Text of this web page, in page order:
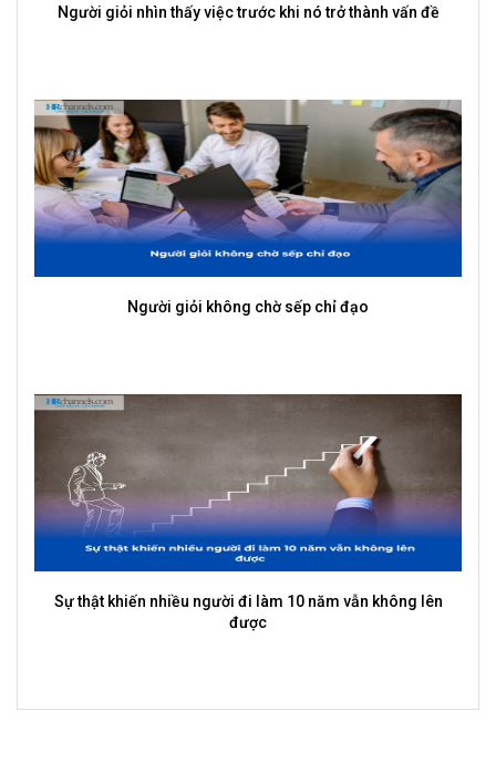
Execution khác gì ở level Manager vs Director?
U40 VÀ CÚ SỐC "OVERQUALIFIED": KHI 15 NĂM KINH